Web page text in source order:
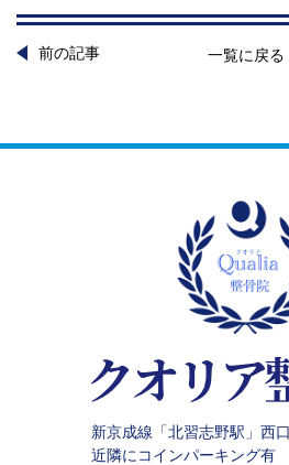
前の記事 一覧に戻る
新京成線「北習志野駅」西
近隣にコインパーキング有